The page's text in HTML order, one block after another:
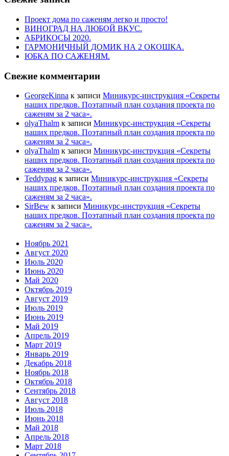
Проект дома по саженям легко и просто!
ВИНОГРАД НА ЛЮБОЙ ВКУС.
АБРИКОСЫ 2020.
ГАРМОНИЧНЫЙ ДОМИК НА 2 ОКОШКА.
ЮБКА ПО САЖЕНЯМ.
Свежие комментарии
GeorgeKinna к записи Миникурс-инструкция «Секреты
наших предков. Поэтапный план создания проекта по
саженям за 2 часа».
olyaThalm к записи Миникурс-инструкция «Секреты
наших предков. Поэтапный план создания проекта по
саженям за 2 часа».
olyaThalm к записи Миникурс-инструкция «Секреты
наших предков. Поэтапный план создания проекта по
саженям за 2 часа».
Teddypag к записи Миникурс-инструкция «Секреты
наших предков. Поэтапный план создания проекта по
саженям за 2 часа».
SirBew к записи Миникурс-инструкция «Секреты
наших предков. Поэтапный план создания проекта по
саженям за 2 часа».
Ноябрь 2021
Август 2020
Июль 2020
Июнь 2020
Май 2020
Октябрь 2019
Август 2019
Июль 2019
Июнь 2019
Май 2019
Апрель 2019
Март 2019
Январь 2019
Декабрь 2018
Ноябрь 2018
Октябрь 2018
Сентябрь 2018
Август 2018
Июль 2018
Июнь 2018
Май 2018
Апрель 2018
Март 2018